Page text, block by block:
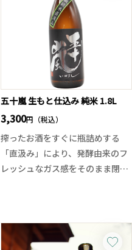
なシーンのお供にピッタリな今の
季節にお勧めの一本です。吉田蔵
uは乳酸や酵素剤など、表示義務
のない添加物は一切使用していま
五十嵐 生もと仕込み 純米 1.8L
3,300円（税込）
搾ったお酒をすぐに瓶詰めする
「直汲み」により、発酵由来のフ
レッシュなガス感をそのまま閉じ
に広がります。
その一方で、生酛仕込みならでは